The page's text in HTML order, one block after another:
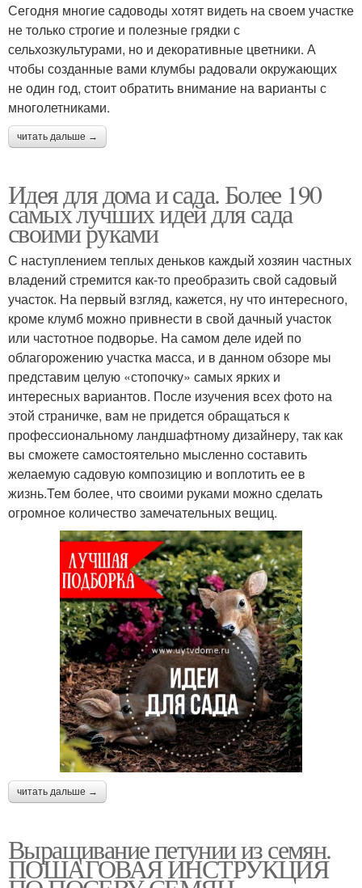
Сегодня многие садоводы хотят видеть на своем участке
не только строгие и полезные грядки с
сельхозкультурами, но и декоративные цветники. А
чтобы созданные вами клумбы радовали окружающих
не один год, стоит обратить внимание на варианты с
многолетниками.
читать дальше →
Идея для дома и сада. Более 190
самых лучших идей для сада
своими руками
С наступлением теплых деньков каждый хозяин частных
владений стремится как-то преобразить свой садовый
участок. На первый взгляд, кажется, ну что интересного,
кроме клумб можно привнести в свой дачный участок
или частотное подворье. На самом деле идей по
облагорожению участка масса, и в данном обзоре мы
представим целую «стопочку» самых ярких и
интересных вариантов. После изучения всех фото на
этой страничке, вам не придется обращаться к
профессиональному ландшафтному дизайнеру, так как
вы сможете самостоятельно мысленно составить
желаемую садовую композицию и воплотить ее в
жизнь.Тем более, что своими руками можно сделать
огромное количество замечательных вещиц.
читать дальше →
Выращивание петунии из семян.
ПОШАГОВАЯ ИНСТРУКЦИЯ